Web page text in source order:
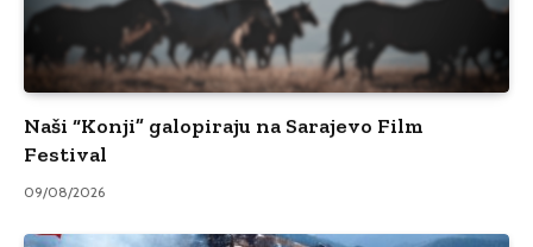
Naši “Konji” galopiraju na Sarajevo Film
Festival
09/08/2026